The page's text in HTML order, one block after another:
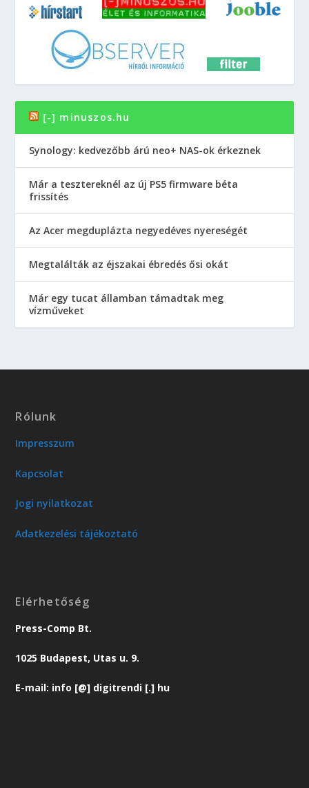
[-] minuszos.hu
Synology: kedvezőbb árú neo+ NAS-ok érkeznek
Már a tesztereknél az új PS5 firmware béta
frissítés
Az Acer megduplázta negyedéves nyereségét
Megtalálták az éjszakai ébredés ősi okát
Már egy tucat államban támadtak meg
vízműveket
Rólunk
Impresszum
Kapcsolat
Jogi nyilatkozat
Adatkezelési tájékoztató
Elérhetőség
Press-Comp Bt.
1025 Budapest, Utas u. 9.
E-mail: info [@] digitrendi [.] hu